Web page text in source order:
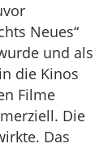
Neues“
und als
die Kinos
Filme
Die
Das